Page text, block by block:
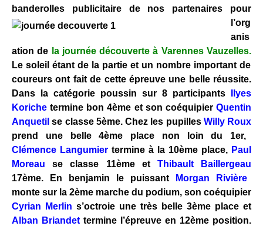
banderolles publicitaire de nos partenaires pour
l’org
anis
ation de la journée découverte à Varennes Vauzelles.
Le soleil étant de la partie et un nombre important de
coureurs ont fait de cette épreuve une belle réussite.
Dans la catégorie poussin sur 8 participants
Ilyes
Koriche termine bon 4ème et son coéquipierQuentin
Anquetil se classe 5ème. Chez les pupilles Willy Roux
prend une belle 4ème place non loin du 1er,
Clémence Langumier termine à la 10ème place, Paul
Moreau se classe 11ème et Thibault Baillergeau
17ème. En benjamin le puissant
Morgan Rivière
monte sur la 2ème marche du podium, son coéquipier
Cyrian Merlin s’octroie une très belle 3ème place et
Alban Briandet termine l’épreuve en 12ème position.